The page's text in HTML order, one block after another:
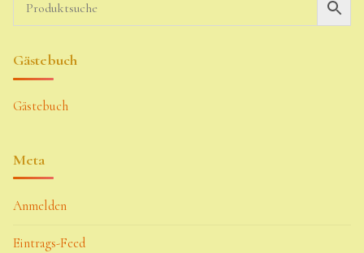
Gästebuch
Gästebuch
Meta
Anmelden
Eintrags-Feed